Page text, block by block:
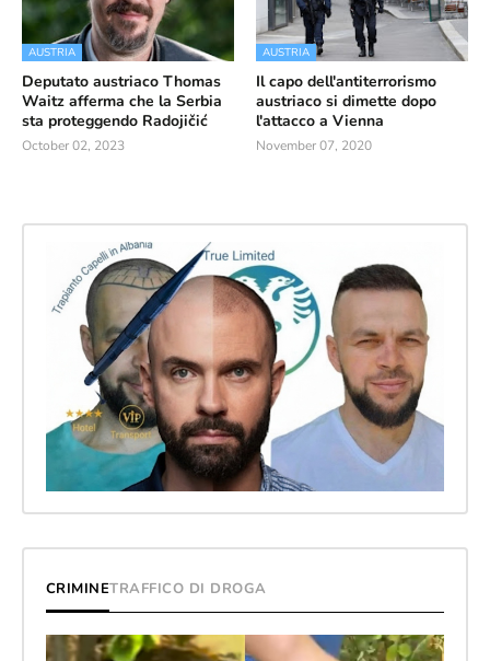
AUSTRIA
Deputato austriaco Thomas
Waitz afferma che la Serbia
sta proteggendo Radojičić
October 02, 2023
AUSTRIA
Il capo dell'antiterrorismo
austriaco si dimette dopo
l'attacco a Vienna
November 07, 2020
CRIMINETRAFFICO DI DROGA